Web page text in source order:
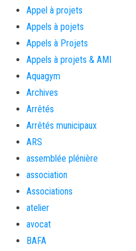
Appel à projets
Appels à pojets
Appels à Projets
Appels à projets & AMI
Aquagym
Archives
Arrêtés
Arrêtés municipaux
ARS
assemblée plénière
association
Associations
atelier
avocat
BAFA